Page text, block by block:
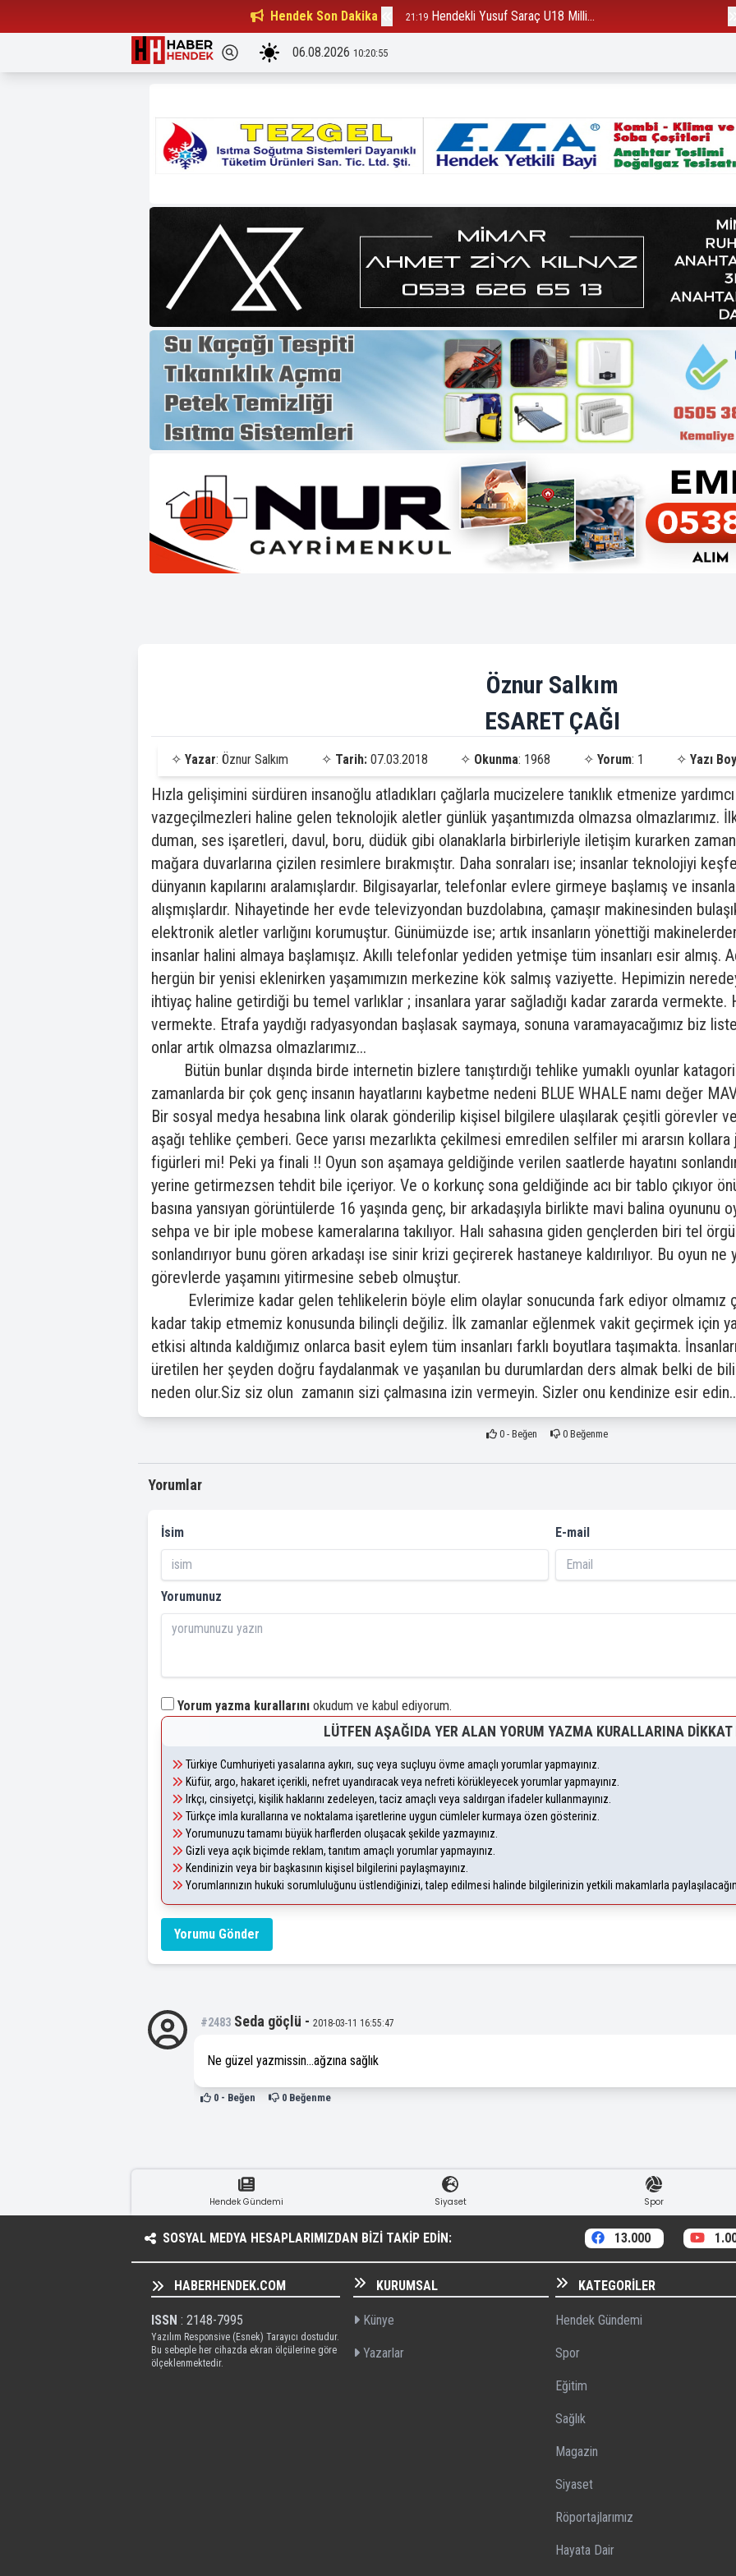
Hendek Son Dakika
Beşiktaşlılar Derneği Başkanı... 21:19 Hendekli Yusuf Saraç U18 Milli...
06.08.2026 10:20:57
Öznur Salkım
ESARET ÇAĞI
✧ Yazar: Öznur Salkım ✧ Tarih: 07.03.2018 ✧ Okunma: 1968 ✧ Yorum: 1 ✧Yazı
Hızla gelişimini sürdüren insanoğlu atladıkları çağlarla mucizelere tanıklık etmenize
vazgeçilmezleri haline gelen teknolojik aletler günlük yaşantımızda olmazsa olmazlarımız.
duman, ses işaretleri, davul, boru, düdük gibi olanaklarla birbirleriyle iletişim kurarken
mağara duvarlarına çizilen resimlere bırakmıştır. Daha sonraları ise; insanlar teknolojiyi
dünyanın kapılarını aralamışlardır. Bilgisayarlar, telefonlar evlere girmeye başlamış ve
alışmışlardır. Nihayetinde her evde televizyondan buzdolabına, çamaşır makinesinden
elektronik aletler varlığını korumuştur. Günümüzde ise; artık insanların yönettiği
insanlar halini almaya başlamışız. Akıllı telefonlar yediden yetmişe tüm insanları esir almış.
hergün bir yenisi eklenirken yaşamımızın merkezine kök salmış vaziyette. Hepimizin
ihtiyaç haline getirdiği bu temel varlıklar ; insanlara yarar sağladığı kadar zararda
vermekte. Etrafa yaydığı radyasyondan başlasak saymaya, sonuna varamayacağımız biz
onlar artık olmazsa olmazlarımız...
Bütün bunlar dışında birde internetin bizlere tanıştırdığı tehlike yumaklı oyunlar
zamanlarda bir çok genç insanın hayatlarını kaybetme nedeni BLUE WHALE namı değer
Bir sosyal medya hesabına link olarak gönderilip kişisel bilgilere ulaşılarak çeşitli görevler
aşağı tehlike çemberi. Gece yarısı mezarlıkta çekilmesi emredilen selfiler mi ararsın
figürleri mi! Peki ya finali !! Oyun son aşamaya geldiğinde verilen saatlerde hayatını
yerine getirmezsen tehdit bile içeriyor. Ve o korkunç sona geldiğinde acı bir tablo çıkıyor
basına yansıyan görüntülerde 16 yaşında genç, bir arkadaşıyla birlikte mavi balina oyununu
sehpa ve bir iple mobese kameralarına takılıyor. Halı sahasına giden gençlerden biri tel
sonlandırıyor bunu gören arkadaşı ise sinir krizi geçirerek hastaneye kaldırılıyor. Bu oyun ne
görevlerde yaşamını yitirmesine sebeb olmuştur.
Evlerimize kadar gelen tehlikelerin böyle elim olaylar sonucunda fark ediyor olmamız
kadar takip etmemiz konusunda bilinçli değiliz. İlk zamanlar eğlenmek vakit geçirmek için
etkisi altında kaldığımız onlarca basit eylem tüm insanları farklı boyutlara taşımakta.
üretilen her şeyden doğru faydalanmak ve yaşanılan bu durumlardan ders almak belki de
neden olur.Siz siz olun zamanın sizi çalmasına izin vermeyin. Sizler onu kendinize esir
0- Beğen 0 Beğenme
Yorumlar
İsim E-mail
Yorumunuz
Yorum yazma kurallarını okudum ve kabul ediyorum.
LÜTFEN AŞAĞIDA YER ALAN YORUM YAZMA KURALLARINA DIKKAT
Türkiye Cumhuriyeti yasalarına aykırı, suç veya suçluyu övme amaçlı yorumlar yapmayınız.
Küfür, argo, hakaret içerikli, nefret uyandıracak veya nefreti körükleyecek yorumlar yapmayınız.
Irkçı, cinsiyetçi, kişilik haklarını zedeleyen, taciz amaçlı veya saldırgan ifadeler kullanmayınız.
Türkçe imla kurallarına ve noktalama işaretlerine uygun cümleler kurmaya özen gösteriniz.
Yorumunuzu tamamı büyük harflerden oluşacak şekilde yazmayınız.
Gizli veya açık biçimde reklam, tanıtım amaçlı yorumlar yapmayınız.
Kendinizin veya bir başkasının kişisel bilgilerini paylaşmayınız.
Yorumlarınızın hukuki sorumluluğunu üstlendiğinizi, talep edilmesi halinde bilgilerinizin yetkili makamlarla
Yorumu Gönder
#2483 Seda göçlü - 2018-03-11 16:55:47
Ne güzel yazmissin...ağzına sağlık
0- Beğen 0Beğenme
Hendek Gündemi Siyaset Spor
SOSYAL MEDYA HESAPLARIMIZDAN BIZI TAKIP EDIN: 13.000
HABERHENDEK.COM
ISSN : 2148-7995
Yazılım Responsive (Esnek) Tarayıcı dostudur.
Bu sebeple her cihazda ekran ölçülerine göre
ölçeklenmektedir.
KURUMSAL
Künye
Yazarlar
KATEGORILER
Hendek Gündemi
Spor
Eğitim
Sağlık
Magazin
Siyaset
Röportajlarımız
Hayata Dair